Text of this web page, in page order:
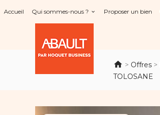
Accueil Qui sommes-nous ? Proposer un bien
> Offres >
TOLOSANE